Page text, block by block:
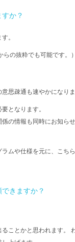
か？
。
の抜粋でも可能です。）
思疎通も速やかになりま
となります。
の情報も同時にお知ら
ムや仕様を元に、こち
きますか？
ことかと思われます。